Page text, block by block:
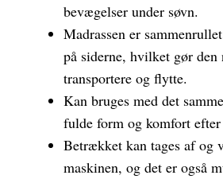
bevægelser under søvn.
Madrassen er
på siderne, hvilket gør den
transportere og flytte.
Kan bruges med det
fulde form og komfort
Betrækket kan tages af og
maskinen, og det er også